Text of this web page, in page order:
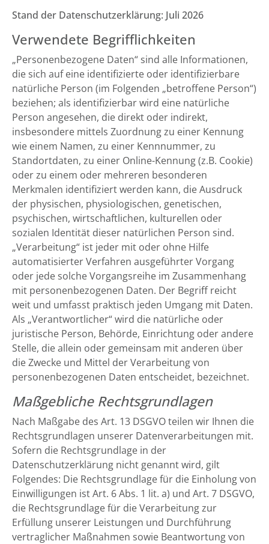
Stand der Datenschutzerklärung: Juli 2026
Verwendete Begrifflichkeiten
„Personenbezogene Daten“ sind alle Informationen,
die sich auf eine identifizierte oder identifizierbare
natürliche Person (im Folgenden „betroffene Person“)
beziehen; als identifizierbar wird eine natürliche
Person angesehen, die direkt oder indirekt,
insbesondere mittels Zuordnung zu einer Kennung
wie einem Namen, zu einer Kennnummer, zu
Standortdaten, zu einer Online-Kennung (z.B. Cookie)
oder zu einem oder mehreren besonderen
Merkmalen identifiziert werden kann, die Ausdruck
der physischen, physiologischen, genetischen,
psychischen, wirtschaftlichen, kulturellen oder
sozialen Identität dieser natürlichen Person sind.
„Verarbeitung“ ist jeder mit oder ohne Hilfe
automatisierter Verfahren ausgeführter Vorgang
oder jede solche Vorgangsreihe im Zusammenhang
mit personenbezogenen Daten. Der Begriff reicht
weit und umfasst praktisch jeden Umgang mit Daten.
Als „Verantwortlicher“ wird die natürliche oder
juristische Person, Behörde, Einrichtung oder andere
Stelle, die allein oder gemeinsam mit anderen über
die Zwecke und Mittel der Verarbeitung von
personenbezogenen Daten entscheidet, bezeichnet.
Maßgebliche Rechtsgrundlagen
Nach Maßgabe des Art. 13 DSGVO teilen wir Ihnen die
Rechtsgrundlagen unserer Datenverarbeitungen mit.
Sofern die Rechtsgrundlage in der
Datenschutzerklärung nicht genannt wird, gilt
Folgendes: Die Rechtsgrundlage für die Einholung von
Einwilligungen ist Art. 6 Abs. 1 lit. a) und Art. 7 DSGVO,
die Rechtsgrundlage für die Verarbeitung zur
Erfüllung unserer Leistungen und Durchführung
vertraglicher Maßnahmen sowie Beantwortung von